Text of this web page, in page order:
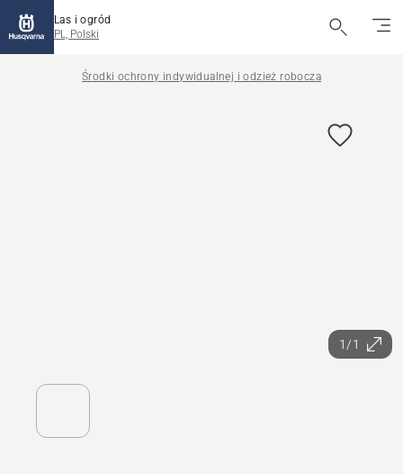
Las i ogród
PL, Polski
Środki ochrony indywidualnej i odzież robocza
1/1